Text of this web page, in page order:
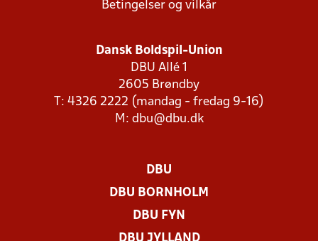
Betingelser og vilkår
Dansk Boldspil-Union
DBU Allé 1
2605 Brøndby
T: 4326 2222 (mandag - fredag 9-16)
M: dbu@dbu.dk
DBU
DBU BORNHOLM
DBU FYN